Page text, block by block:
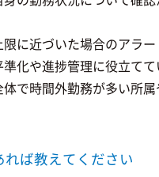
に近づいた場合のアラ
化や進捗管理に役立てて
で時間外勤務が多い所
ば教えてください